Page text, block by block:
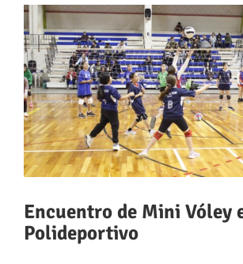
Ver
imagen
más
grande
Encuentro de Mini Vóley
Polideportivo